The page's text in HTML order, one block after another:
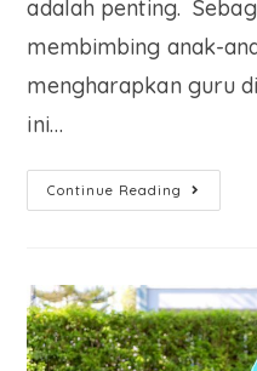
adalah penting.
membimbing anak-
mengharapkan guru
ini…
Continue Reading